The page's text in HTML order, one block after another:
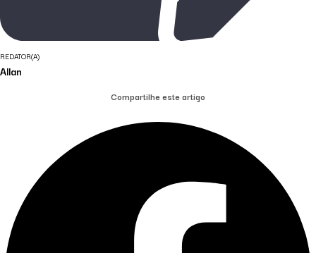
REDATOR(A)
Allan
Compartilhe este artigo